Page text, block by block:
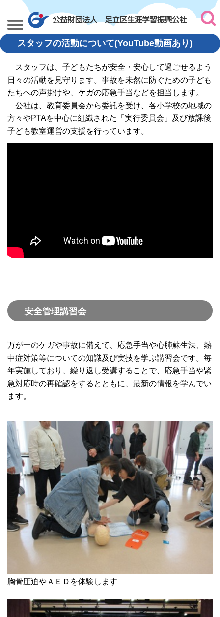
スタッフの活動について(YouTube動画あり)
スタッフは、子どもたちが安全・安心して過ごせるよう
日々の活動を見守ります。事故を未然に防ぐための子ども
たちへの声掛けや、ケガの応急手当などを担当します。
公社は、教育委員会から委託を受け、各小学校の地域の
方々やPTAを中心に組織された「実行委員会」及び放課後
子ども教室運営の支援を行っています。
安全管理講習会
万が一のケガや事故に備えて、応急手当や心肺蘇生法、熱
中症対策等についての知識及び実技を学ぶ講習会です。毎
年実施しており、繰り返し受講することで、応急手当や緊
急対応時の再確認をするとともに、最新の情報を学んでい
ます。
胸骨圧迫やＡＥＤを体験します